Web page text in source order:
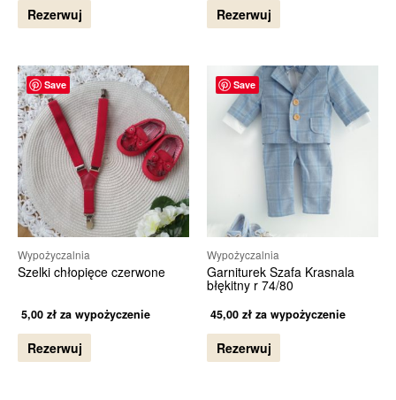
Rezerwuj Rezerwuj
Save
Wypożyczalnia
Szelki chłopięce czerwone
5,00 zł za wypożyczenie
Rezerwuj
Save
Wypożyczalnia
Garniturek Szafa Krasnala
błękitny r 74/80
45,00 zł za wypożyczenie
Rezerwuj